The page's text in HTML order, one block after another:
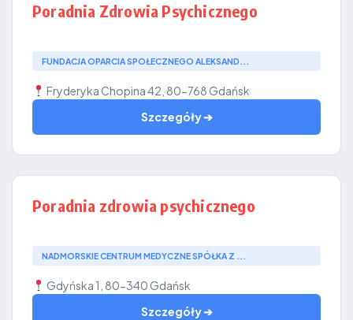
Poradnia Zdrowia Psychicznego
FUNDACJA OPARCIA SPOŁECZNEGO ALEKSAND...
Fryderyka Chopina 42, 80-768 Gdańsk
Szczegóły ➔
Poradnia zdrowia psychicznego
NADMORSKIE CENTRUM MEDYCZNE SPÓŁKA Z ...
Gdyńska 1, 80-340 Gdańsk
Szczegóły ➔